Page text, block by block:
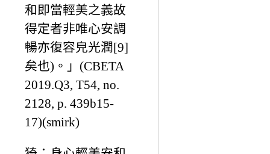
和即當輕美之義故
得定者非唯心安調
暢亦復容皃光潤[9]
矣也)。」(CBETA
2019.Q3, T54, no.
2128, p. 439b15-
17)(smirk)